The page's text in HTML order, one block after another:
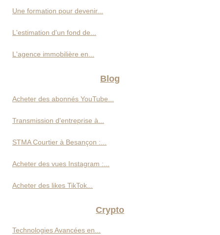
Une formation pour devenir...
L'estimation d'un fond de...
L'agence immobilière en...
Blog
Acheter des abonnés YouTube...
Transmission d'entreprise à...
STMA Courtier à Besançon :...
Acheter des vues Instagram :...
Acheter des likes TikTok...
Crypto
Technologies Avancées en...